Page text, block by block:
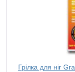
Грілка для ніг